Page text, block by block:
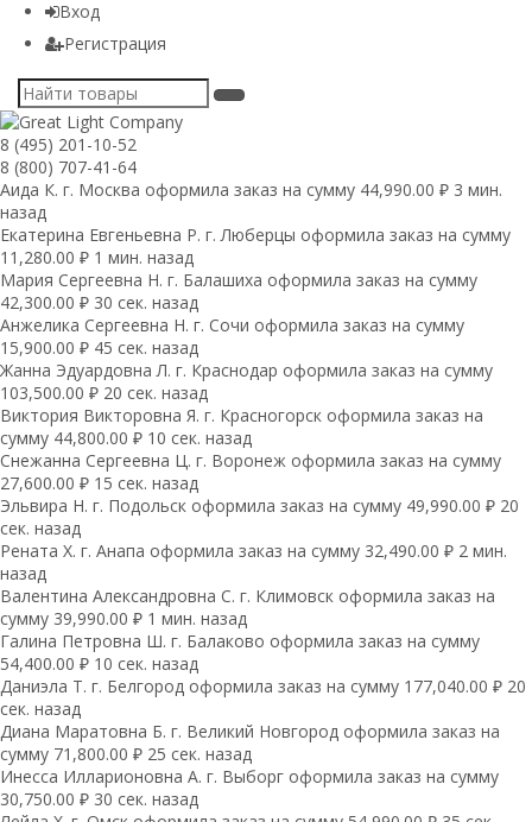
Вход
Регистрация
8 (495) 201-10-52
8 (800) 707-41-64
Аида К. г. Москва оформила заказ на сумму 44,990.00 ₽ 3 мин.
назад
Екатерина Евгеньевна Р. г. Люберцы оформила заказ на сумму
11,280.00 ₽ 1 мин. назад
Мария Сергеевна H. г. Балашиха оформила заказ на сумму
42,300.00 ₽ 30 сек. назад
Анжелика Сергеевна Н. г. Сочи оформила заказ на сумму
15,900.00 ₽ 45 сек. назад
Жанна Эдуардовна Л. г. Краснодар оформила заказ на сумму
103,500.00 ₽ 20 сек. назад
Виктория Викторовна Я. г. Красногорск оформила заказ на
сумму 44,800.00 ₽ 10 сек. назад
Снежанна Сергеевна Ц. г. Воронеж оформила заказ на сумму
27,600.00 ₽ 15 сек. назад
Эльвира Н. г. Подольск оформила заказ на сумму 49,990.00 ₽ 20
сек. назад
Рената Х. г. Анапа оформила заказ на сумму 32,490.00 ₽ 2 мин.
назад
Валентина Александровна С. г. Климовск оформила заказ на
сумму 39,990.00 ₽ 1 мин. назад
Галина Петровна Ш. г. Балаково оформила заказ на сумму
54,400.00 ₽ 10 сек. назад
Даниэла Т. г. Белгород оформила заказ на сумму 177,040.00 ₽ 20
сек. назад
Диана Маратовна Б. г. Великий Новгород оформила заказ на
сумму 71,800.00 ₽ 25 сек. назад
Инесса Илларионовна А. г. Выборг оформила заказ на сумму
30,750.00 ₽ 30 сек. назад